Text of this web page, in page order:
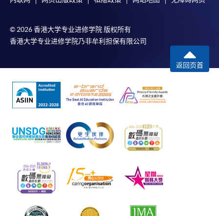
© 2026 香港大学专业进修学院 版权所有
香港大学专业进修学院乃非牟利担保有限公司
返回页首